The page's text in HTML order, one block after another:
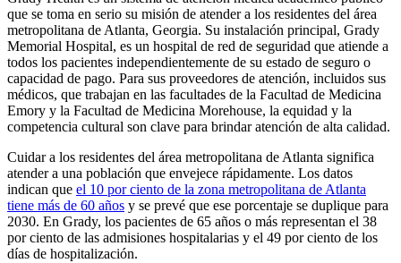
que se toma en serio su misión de atender a los residentes del área
metropolitana de Atlanta, Georgia. Su instalación principal, Grady
Memorial Hospital, es un hospital de red de seguridad que atiende a
todos los pacientes independientemente de su estado de seguro o
capacidad de pago. Para sus proveedores de atención, incluidos sus
médicos, que trabajan en las facultades de la Facultad de Medicina
Emory y la Facultad de Medicina Morehouse, la equidad y la
competencia cultural son clave para brindar atención de alta calidad.
Cuidar a los residentes del área metropolitana de Atlanta significa
atender a una población que envejece rápidamente. Los datos
indican que el 10 por ciento de la zona metropolitana de Atlanta
tiene más de 60 años y se prevé que ese porcentaje se duplique para
2030. En Grady, los pacientes de 65 años o más representan el 38
por ciento de las admisiones hospitalarias y el 49 por ciento de los
días de hospitalización.